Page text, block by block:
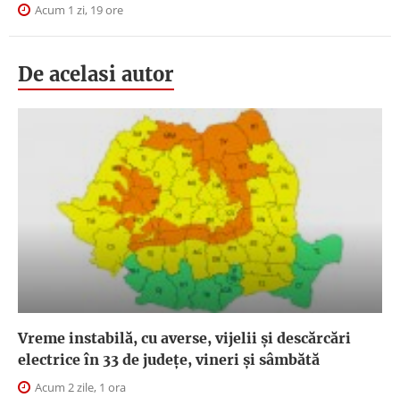
Acum 1 zi, 19 ore
De acelasi autor
Vreme instabilă, cu averse, vijelii și descărcări
electrice în 33 de județe, vineri și sâmbătă
Acum 2 zile, 1 ora